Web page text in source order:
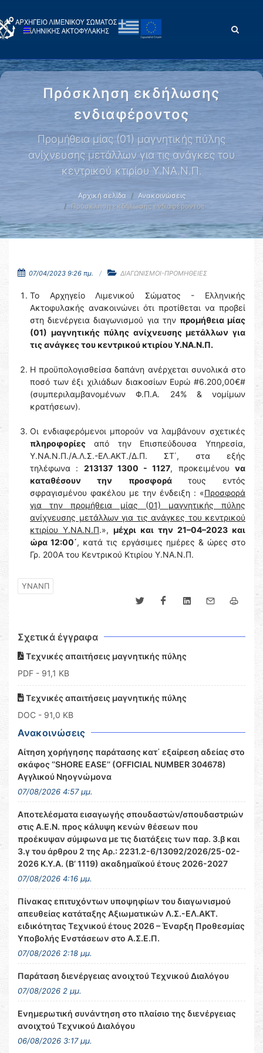
Πρόσκληση εκδήλωσης
ενδιαφέροντος
Προμήθεια μίας (01) μαγνητικής πύλης
ανίχνευσης μετάλλων για τις ανάγκες του
κεντρικού κτιρίου Υ.ΝΑ.Ν.Π.
Αρχική σελίδα
Ανακοινώσεις
Πρόσκληση εκδήλωσης ενδιαφέροντος
07/04/2023 9:26 πμ. ΔΙΑΓΩΝΙΣΜΟΙ-ΠΡΟΜΗΘΕΙΕΣ
Το Αρχηγείο Λιμενικού Σώματος - Ελληνικής
Ακτοφυλακής ανακοινώνει ότι προτίθεται να προβεί
στη διενέργεια διαγωνισμού για την προμήθεια μίας
(01) μαγνητικής πύλης ανίχνευσης μετάλλων για
τις ανάγκες του κεντρικού κτιρίου Υ.ΝΑ.Ν.Π.
Η προϋπολογισθείσα δαπάνη ανέρχεται συνολικά στο
ποσό των έξι χιλιάδων διακοσίων Ευρώ #6.200,00€#
(συμπεριλαμβανομένων Φ.Π.Α. 24% & νομίμων
κρατήσεων).
Οι ενδιαφερόμενοι μπορούν να λαμβάνουν σχετικές
πληροφορίες από την Επισπεύδουσα Υπηρεσία,
Υ.ΝΑ.Ν.Π./Α.Λ.Σ.-ΕΛ.ΑΚΤ./Δ.Π. ΣΤ΄, στα εξής
τηλέφωνα : 213137 1300 - 1127, προκειμένουνα
καταθέσουν την προσφορά τους εντός
σφραγισμένου φακέλου με την ένδειξη : «Προσφορά
για την προμήθεια μίας (01) μαγνητικής πύλης
ανίχνευσης μετάλλων για τις ανάγκες του κεντρικού
κτιρίου Υ.ΝΑ.Ν.Π.», μέχρι και την 21–04–2023 και
ώρα 12:00΄, κατά τις εργάσιμες ημέρες & ώρες στο
Γρ. 200Α του Κεντρικού Κτιρίου Υ.ΝΑ.Ν.Π.
ΥΝΑΝΠ
Σχετικά έγγραφα
Τεχνικές απαιτήσεις μαγνητικής πύλης
PDF - 91,1 KB
Τεχνικές απαιτήσεις μαγνητικής πύλης
DOC - 91,0 KB
Ανακοινώσεις
Αίτηση χορήγησης παράτασης κατ΄ εξαίρεση αδείας στο
σκάφος ‘’SHORE EASE’’ (OFFICIAL NUMBER 304678)
Αγγλικού Νηογνώμονα
07/08/2026 4:57 μμ.
Αποτελέσματα εισαγωγής σπουδαστών/σπουδαστριών
στις Α.Ε.Ν. προς κάλυψη κενών θέσεων που
προέκυψαν σύμφωνα με τις διατάξεις των παρ. 3.β και
3.γ του άρθρου 2 της Αρ.: 2231.2-6/13092/2026/25-02-
2026 Κ.Υ.Α. (Β’ 1119) ακαδημαϊκού έτους 2026-2027
07/08/2026 4:16 μμ.
Πίνακας επιτυχόντων υποψηφίων του διαγωνισμού
απευθείας κατάταξης Αξιωματικών Λ.Σ.-ΕΛ.ΑΚΤ.
ειδικότητας Τεχνικού έτους 2026 – Έναρξη Προθεσμίας
Υποβολής Ενστάσεων στο Α.Σ.Ε.Π.
07/08/2026 2:18 μμ.
Παράταση διενέργειας ανοιχτού Τεχνικού Διαλόγου
07/08/2026 2 μμ.
Ενημερωτική συνάντηση στο πλαίσιο της διενέργειας
ανοιχτού Τεχνικού Διαλόγου
06/08/2026 3:17 μμ.